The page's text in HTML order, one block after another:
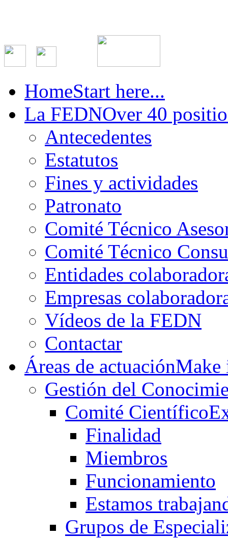
HomeStart here...
La FEDNOver 40
Antecedentes
Estatutos
Fines y actividades
Patronato
Comité Técnico
Comité Técnico
Entidades
Empresas
Vídeos de la FEDN
Contactar
Áreas de actuación
Gestión del
Comité Científico
Finalidad
Miembros
Funcionamiento
Estamos
Grupos de